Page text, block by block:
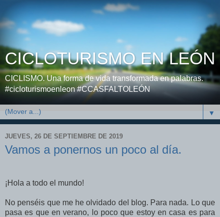
CICLOTURISMO EN LEÓN
CICLISMO. Una forma de vida transformada en palabras.
#cicloturismoenleon #CCASFALTOLEÓN
▼
JUEVES, 26 DE SEPTIEMBRE DE 2019
Vamos a ponernos un poco al día.
¡Hola a todo el mundo!
No penséis que me he olvidado del blog. Para nada. Lo que
pasa es que en verano, lo poco que estoy en casa es para